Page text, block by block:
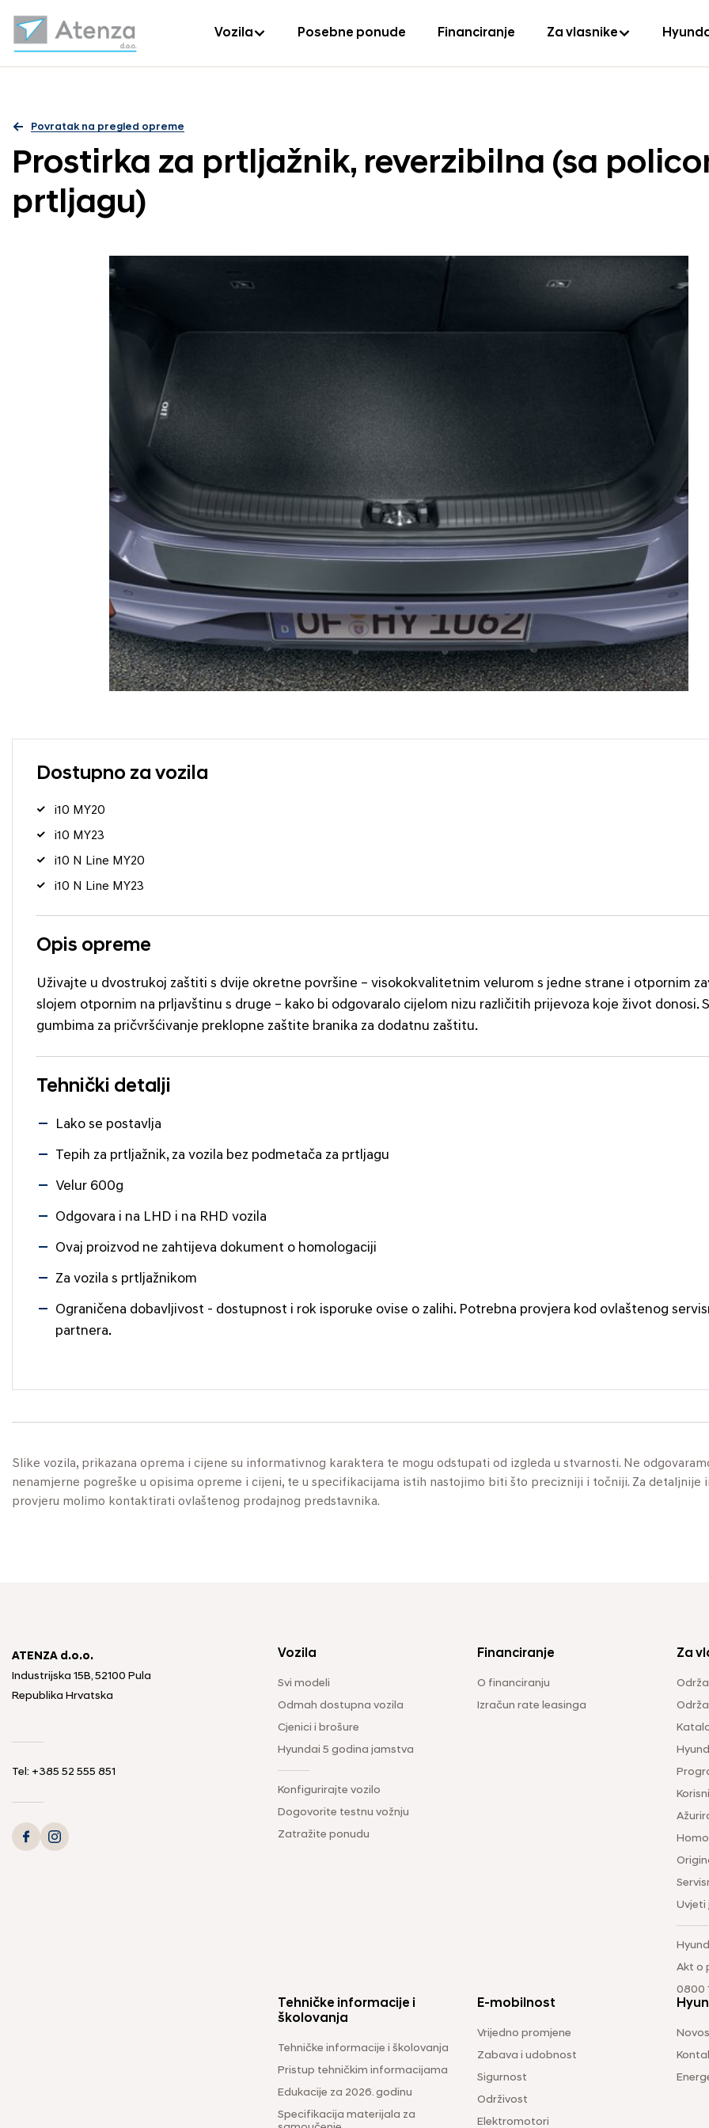
Vozila Posebne ponude Financiranje Za vlasnike
Povratak na pregled opreme
Prostirka za prtljažnik, reverzibilna (sa
prtljagu)
Dostupno za vozila
i10 MY20
i10 MY23
i10 N Line MY20
i10 N Line MY23
Opis opreme
Uživajte u dvostrukoj zaštiti s dvije okretne površine – visokokvalitetnim velurom s jedne strane i otpornim
slojem otpornim na prljavštinu s druge – kako bi odgovaralo cijelom nizu različitih prijevoza koje život donosi. S
gumbima za pričvršćivanje preklopne zaštite branika za dodatnu zaštitu.
Tehnički detalji
Lako se postavlja
Tepih za prtljažnik, za vozila bez podmetača za prtljagu
Velur 600g
Odgovara i na LHD i na RHD vozila
Ovaj proizvod ne zahtijeva dokument o homologaciji
Za vozila s prtljažnikom
Ograničena dobavljivost - dostupnost i rok isporuke ovise o zalihi. Potrebna provjera kod ovlaštenog
partnera.
Slike vozila, prikazana oprema i cijene su informativnog karaktera te mogu odstupati od izgleda u stvarnosti. Ne
nenamjerne pogreške u opisima opreme i cijeni, te u specifikacijama istih nastojimo biti što precizniji i točniji. Za detaljnije
provjeru molimo kontaktirati ovlaštenog prodajnog predstavnika.
ATENZA d.o.o.
Industrijska 15B, 52100 Pula
Republika Hrvatska
Tel: +385 52 555 851
Vozila
Svi modeli
Odmah dostupna vozila
Cjenici i brošure
Hyundai 5 godina jamstva
Konfigurirajte vozilo
Dogovorite testnu vožnju
Zatražite ponudu
Financiranje
O financiranju
Izračun rate leasinga
Za
Uvjeti
Akt o
0800
Tehničke informacije i
školovanja
Tehničke informacije i školovanja
Pristup tehničkim informacijama
Edukacije za 2026. godinu
Specifikacija materijala za
E-mobilnost
Vrijedno promjene
Zabava i udobnost
Sigurnost
Održivost
Elektromotori